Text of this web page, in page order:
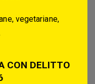
vegetariane,
CON DELITTO